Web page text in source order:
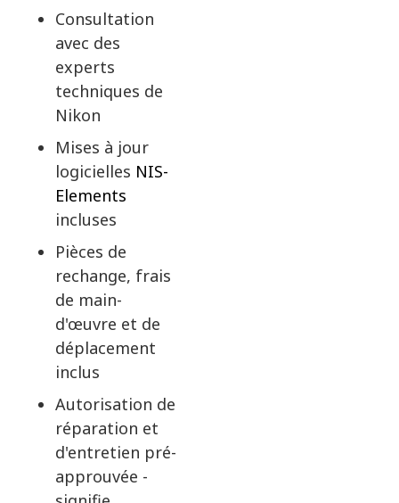
Consultation
avec des
experts
techniques de
Nikon
Mises à jour
logicielles NIS-
Elements
incluses
Pièces de
rechange, frais
de main-
d'œuvre et de
déplacement
inclus
Autorisation de
réparation et
d'entretien pré-
approuvée -